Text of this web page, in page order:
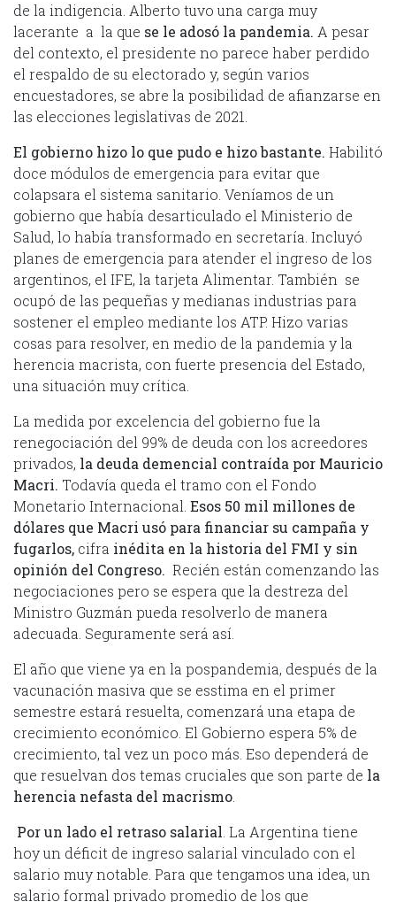
de la indigencia. Alberto tuvo una carga muy
lacerante a la que se le adosó la pandemia. A pesar
del contexto, el presidente no parece haber perdido
el respaldo de su electorado y, según varios
encuestadores, se abre la posibilidad de afianzarse en
las elecciones legislativas de 2021.
El gobierno hizo lo que pudo e hizo bastante. Habilitó
doce módulos de emergencia para evitar que
colapsara el sistema sanitario. Veníamos de un
gobierno que había desarticulado el Ministerio de
Salud, lo había transformado en secretaría. Incluyó
planes de emergencia para atender el ingreso de los
argentinos, el IFE, la tarjeta Alimentar. También se
ocupó de las pequeñas y medianas industrias para
sostener el empleo mediante los ATP. Hizo varias
cosas para resolver, en medio de la pandemia y la
herencia macrista, con fuerte presencia del Estado,
una situación muy crítica.
La medida por excelencia del gobierno fue la
renegociación del 99% de deuda con los acreedores
privados, la deuda demencial contraída por Mauricio
Macri. Todavía queda el tramo con el Fondo
Monetario Internacional. Esos 50 mil millones de
dólares que Macri usó para financiar su campaña y
fugarlos, cifra inédita en la historia del FMI y sin
opinión del Congreso. Recién están comenzando las
negociaciones pero se espera que la destreza del
Ministro Guzmán pueda resolverlo de manera
adecuada. Seguramente será así.
El año que viene ya en la pospandemia, después de la
vacunación masiva que se esstima en el primer
semestre estará resuelta, comenzará una etapa de
crecimiento económico. El Gobierno espera 5% de
crecimiento, tal vez un poco más. Eso dependerá de
que resuelvan dos temas cruciales que son parte de la
herencia nefasta del macrismo
Por un lado el retraso salarial . La Argentina tiene
hoy un déficit de ingreso salarial vinculado con el
salario muy notable. Para que tengamos una idea, un
salario formal privado promedio de los que